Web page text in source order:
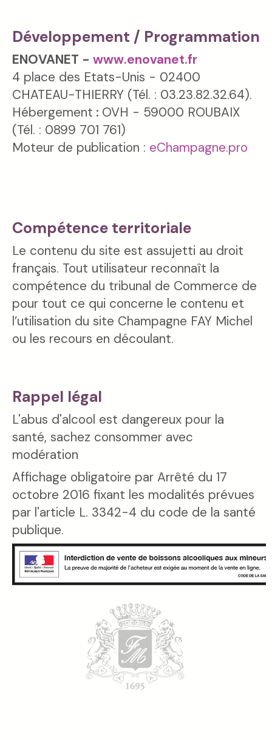
Développement / Programmation
ENOVANET - www.enovanet.fr
4 place des Etats-Unis - 02400
CHATEAU-THIERRY (Tél. : 03.23.82.32.64).
Hébergement : OVH - 59000 ROUBAIX
(Tél. : 0899 701 761)
Moteur de publication : eChampagne.pro
Compétence territoriale
Le contenu du site est assujetti au droit
français. Tout utilisateur reconnaît la
compétence du tribunal de Commerce de
pour tout ce qui concerne le contenu et
l’utilisation du site Champagne FAY Michel
ou les recours en découlant.
Rappel légal
L'abus d'alcool est dangereux pour la
santé, sachez consommer avec
modération
Affichage obligatoire par Arrêté du 17
octobre 2016 fixant les modalités prévues
par l'article L. 3342-4 du code de la santé
publique.